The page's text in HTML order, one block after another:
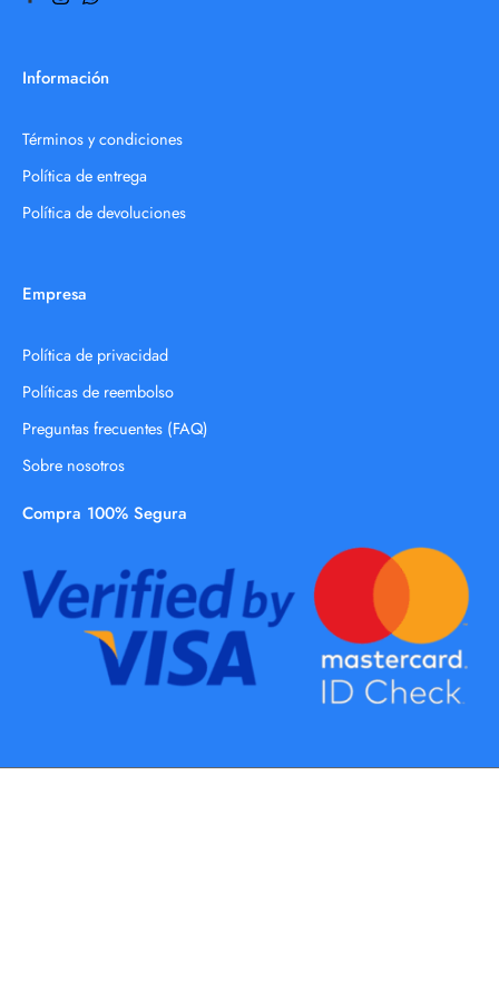
Información
Términos y condiciones
Política de entrega
Política de devoluciones
Empresa
Política de privacidad
Políticas de reembolso
Preguntas frecuentes (FAQ)
Sobre nosotros
Compra 100% Segura